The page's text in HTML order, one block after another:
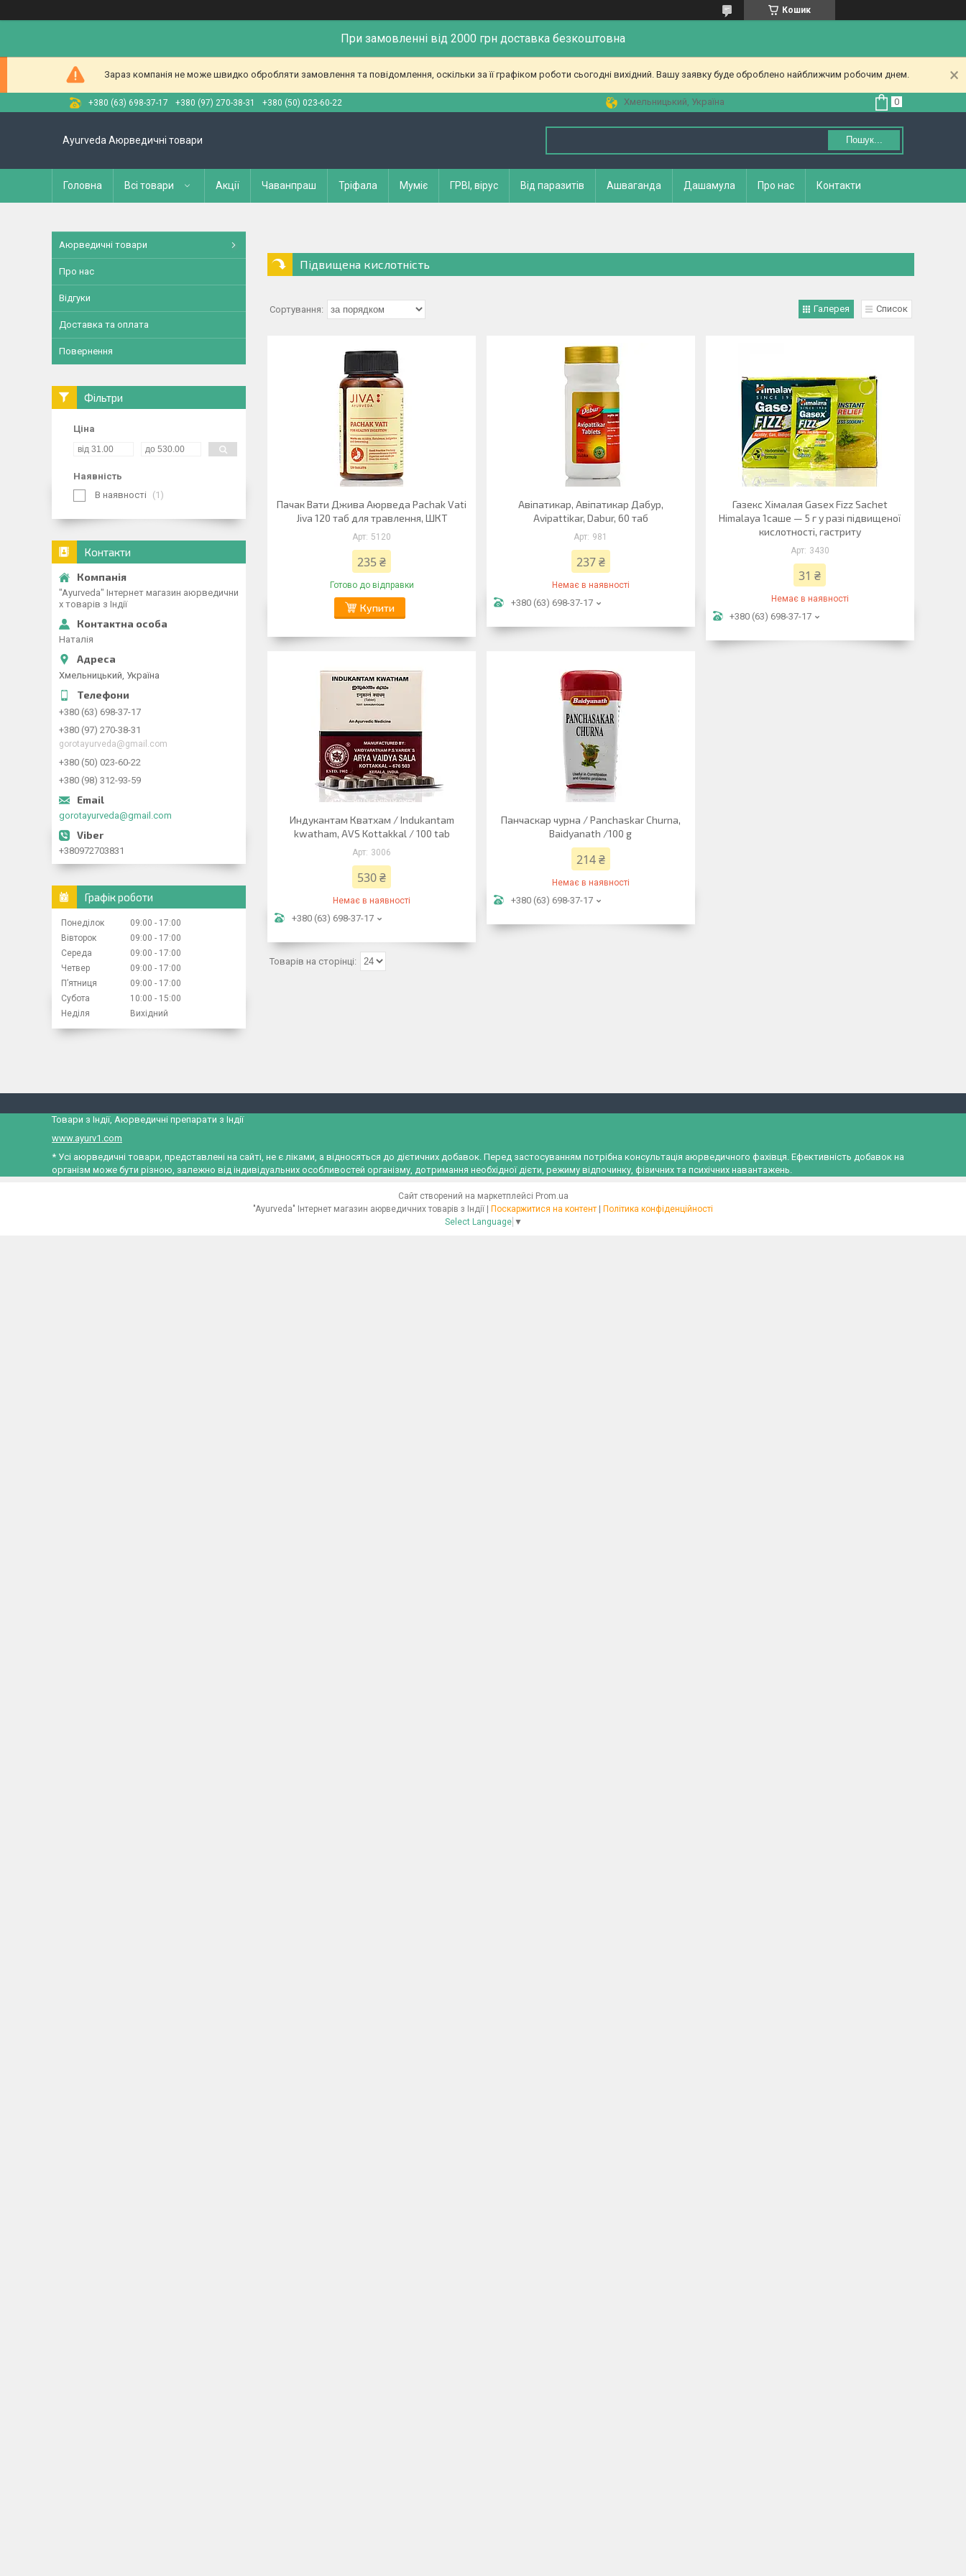
Кошик
При замовленні від 2000 грн доставка безкоштовна
Зараз компанія не може швидко обробляти замовлення та повідомлення, оскільки за її графіком роботи сьогодні вихідний. Вашу заявку буде оброблено найближчим робочим днем.
+380 (63) 698-37-17 +380 (97) 270-38-31 +380 (50) 023-60-22 Хмельницький, Україна
Ayurveda Аюрведичні товари Пошук...
Головна Всі товари Акції Чаванпраш Тріфала Муміє ГРВІ, вірус Від паразитів Ашваганда Дашамула Про нас Контакти
Підвищена кислотність
Галерея Список
Пачак Вати Джива Аюрведа Pachak Vati
Jiva 120 таб для травлення, ШКТ
5120
235 ₴
Готово до відправки
Купити
Авіпатикар, Aвіпатикар Дабур,
Avipattikar, Dabur, 60 таб
981
237 ₴
Немає в наявності
+380 (63) 698-37-17
Газекс Хімалая Gasex Fizz Sachet
Himalaya 1саше — 5 г у разі підвищеної
кислотності, гастриту
3430
31 ₴
Немає в наявності
+380 (63) 698-37-17
Индукантам Кватхам / Indukantam
kwatham, AVS Kottakkal / 100 tab
3006
530 ₴
Немає в наявності
+380 (63) 698-37-17
Панчаскар чурна / Panchaskar Churna,
Baidyanath /100 g
214 ₴
Немає в наявності
+380 (63) 698-37-17
Аюрведичні товари
Про нас
Відгуки
Доставка та оплата
Повернення
Фільтри
Ціна
Наявність
В наявності
1
Контакти
"Ayurveda" Інтернет магазин аюрведични
х товарів з Індії
Наталія
Хмельницький, Україна
+380 (63) 698-37-17
+380 (97) 270-38-31
gorotayurveda@gmail.com
+380 (50) 023-60-22
+380 (98) 312-93-59
gorotayurveda@gmail.com
+380972703831
Графік роботи
Понеділок 09:00
17:00
Вівторок
09:00
17:00
Середа
09:00
17:00
Четвер
09:00
17:00
Пʼятниця
09:00
17:00
Субота
10:00
15:00
Неділя
Вихідний
Товари з Індії, Аюрведичні препарати з Індії
www.ayurv1.com
* Усі аюрведичні товари, представлені на сайті, не є ліками, а відносяться до дієтичних добавок. Перед застосуванням потрібна консультація аюрведичного фахівця. Ефективність добавок на
організм може бути різною, залежно від індивідуальних особливостей організму, дотримання необхідної дієти, режиму відпочинку, фізичних та психічних навантажень.
Сайт створений на маркетплейсі Prom.ua
"Ayurveda" Інтернет магазин аюрведичних товарів з Індії | Поскаржитися на контент | Політика конфіденційності
Select Language ▼